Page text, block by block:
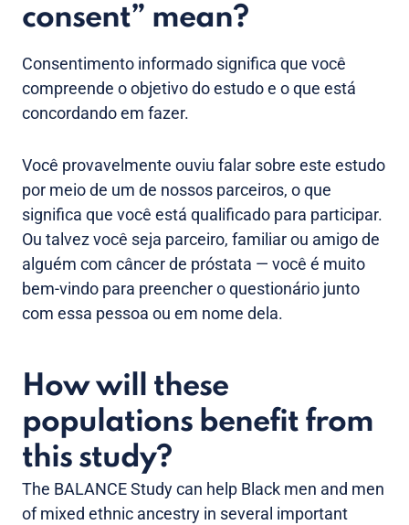
consent” mean?
Consentimento informado significa que você
compreende o objetivo do estudo e o que está
concordando em fazer.
Você provavelmente ouviu falar sobre este estudo
por meio de um de nossos parceiros, o que
significa que você está qualificado para participar.
Ou talvez você seja parceiro, familiar ou amigo de
alguém com câncer de próstata — você é muito
bem-vindo para preencher o questionário junto
com essa pessoa ou em nome dela.
How will these
populations benefit from
this study?
The BALANCE Study can help Black men and men
of mixed ethnic ancestry in several important